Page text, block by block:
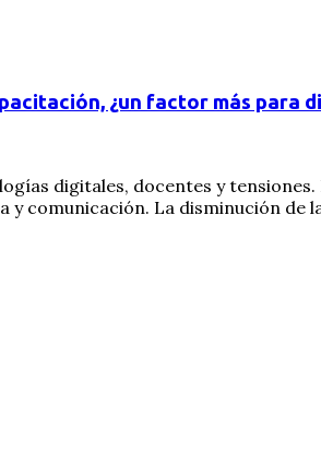
¿un factor más para
digitales, docentes y
y comunicación. La disminución de